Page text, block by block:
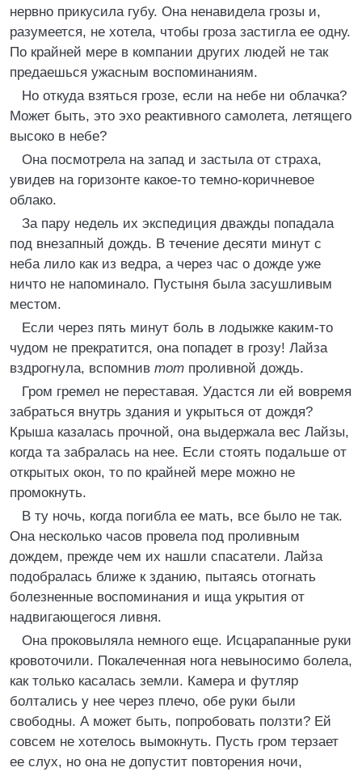
нервно прикусила губу. Она ненавидела грозы и,
разумеется, не хотела, чтобы гроза застигла ее одну.
По крайней мере в компании других людей не так
предаешься ужасным воспоминаниям.
Но откуда взяться грозе, если на небе ни облачка?
Может быть, это эхо реактивного самолета, летящего
высоко в небе?
Она посмотрела на запад и застыла от страха,
увидев на горизонте какое-то темно-коричневое
облако.
За пару недель их экспедиция дважды попадала
под внезапный дождь. В течение десяти минут с
неба лило как из ведра, а через час о дожде уже
ничто не напоминало. Пустыня была засушливым
местом.
Если через пять минут боль в лодыжке каким-то
чудом не прекратится, она попадет в грозу! Лайза
вздрогнула, вспомнив тот проливной дождь.
Гром гремел не переставая. Удастся ли ей вовремя
забраться внутрь здания и укрыться от дождя?
Крыша казалась прочной, она выдержала вес Лайзы,
когда та забралась на нее. Если стоять подальше от
открытых окон, то по крайней мере можно не
промокнуть.
В ту ночь, когда погибла ее мать, все было не так.
Она несколько часов провела под проливным
дождем, прежде чем их нашли спасатели. Лайза
подобралась ближе к зданию, пытаясь отогнать
болезненные воспоминания и ища укрытия от
надвигающегося ливня.
Она проковыляла немного еще. Исцарапанные руки
кровоточили. Покалеченная нога невыносимо болела,
как только касалась земли. Камера и футляр
болтались у нее через плечо, обе руки были
свободны. А может быть, попробовать ползти? Ей
совсем не хотелось вымокнуть. Пусть гром терзает
ее слух, но она не допустит повторения ночи,